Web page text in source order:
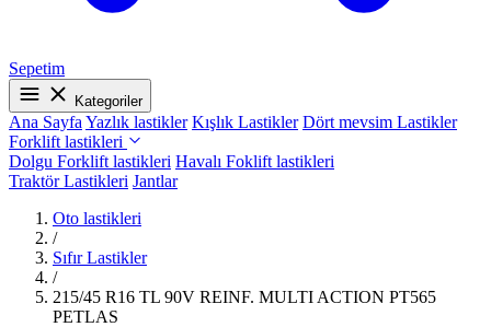
Sepetim
Kategoriler
Ana Sayfa Yazlık lastikler Kışlık Lastikler Dört mevsim Lastikler
Forklift lastikleri
Dolgu Forklift lastikleri Havalı Foklift lastikleri
Traktör Lastikleri Jantlar
Oto lastikleri
/
Sıfır Lastikler
/
215/45 R16 TL 90V REINF. MULTI ACTION PT565
PETLAS